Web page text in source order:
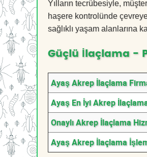
Yılların tecrübesiyle,
haşere kontrolünde
sağlıklı yaşam alanlarına
Güçlü İlaçlama -
Ayaş Akrep İlaçlama
Ayaş En İyi Akrep
Onaylı Akrep İlaçlama
Ayaş Akrep İlaçlama